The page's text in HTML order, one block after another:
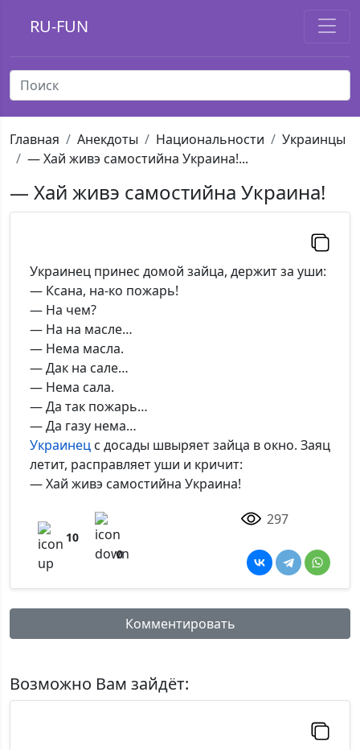
RU-FUN
Главная Анекдоты Национальности
Украинцы
— Хай живэ самостийна Украина!...
— Хай живэ самостийна Украина!
Украинец принес домой зайца, держит за уши:
— Ксана, на-ко пожарь!
— На чем?
— На на масле…
— Нема масла.
— Дак на сале…
— Нема сала.
— Да так пожарь…
— Да газу нема…
Украинец с досады швыряет зайца в окно. Заяц
летит, расправляет уши и кричит:
— Хай живэ самостийна Украина!
10
0
297
Комментировать
Возможно Вам зайдёт: